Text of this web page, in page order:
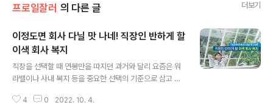
프로일잘러 의 다른 글 더보기
이정도면 회사 다닐 맛 나네! 직장인 반하게 할
이색 회사 복지
직장을 선택할 때 연봉만을 따지던 과거와 달리 요즘은 워
라밸이나 사내 복지 등을 중요한 선택의 기준으로 삼고 있
탄한 복지제도가 장기근속에 큰 영향을 미친다’고 응답한
4 0 2022. 10. 4.